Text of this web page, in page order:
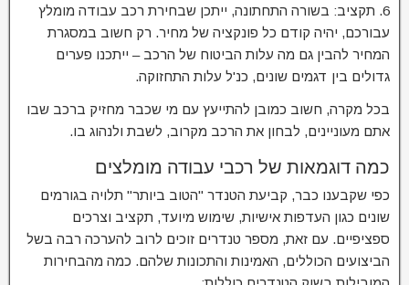
6. תקציב: בשורה התחתונה, ייתכן שבחירת רכב עבודה מומלץ
עבורכם, יהיה קודם כל פונקציה של מחיר. רק חשוב במסגרת
המחיר להבין גם מה עלות הביטוח של הרכב – ייתכנו פערים
גדולים בין דגמים שונים, כנ'ל עלות התחזוקה.
בכל מקרה, חשוב כמובן להתייעץ עם מי שכבר מחזיק ברכב שבו
אתם מעוניינים, לבחון את הרכב מקרוב, לשבת ולנהוג בו.
כמה דוגמאות של רכבי עבודה מומלצים
כפי שקבענו כבר, קביעת הטנדר "הטוב ביותר" תלויה בגורמים
שונים כגון העדפות אישיות, שימוש מיועד, תקציב וצרכים
ספציפיים. עם זאת, מספר טנדרים זוכים לרוב להערכה רבה בשל
הביצועים הכוללים, האמינות והתכונות שלהם. כמה מהבחירות